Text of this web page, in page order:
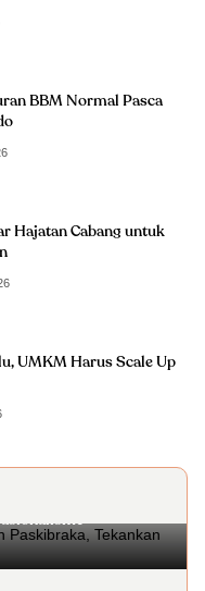
BBM Normal Pasca
Hajatan Cabang untuk
UMKM Harus Scale Up
54 Calon Paskibraka,